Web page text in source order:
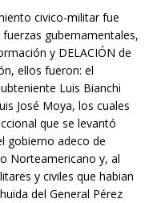
civico-militar fue
gubernamentales,
y DELACIÓN de
ellos fueron: el
Luis Bianchi
José Moya, los cuales
que se levantó
gobierno adeco de
Norteamericano y, al
y civiles que habian
del General Pérez